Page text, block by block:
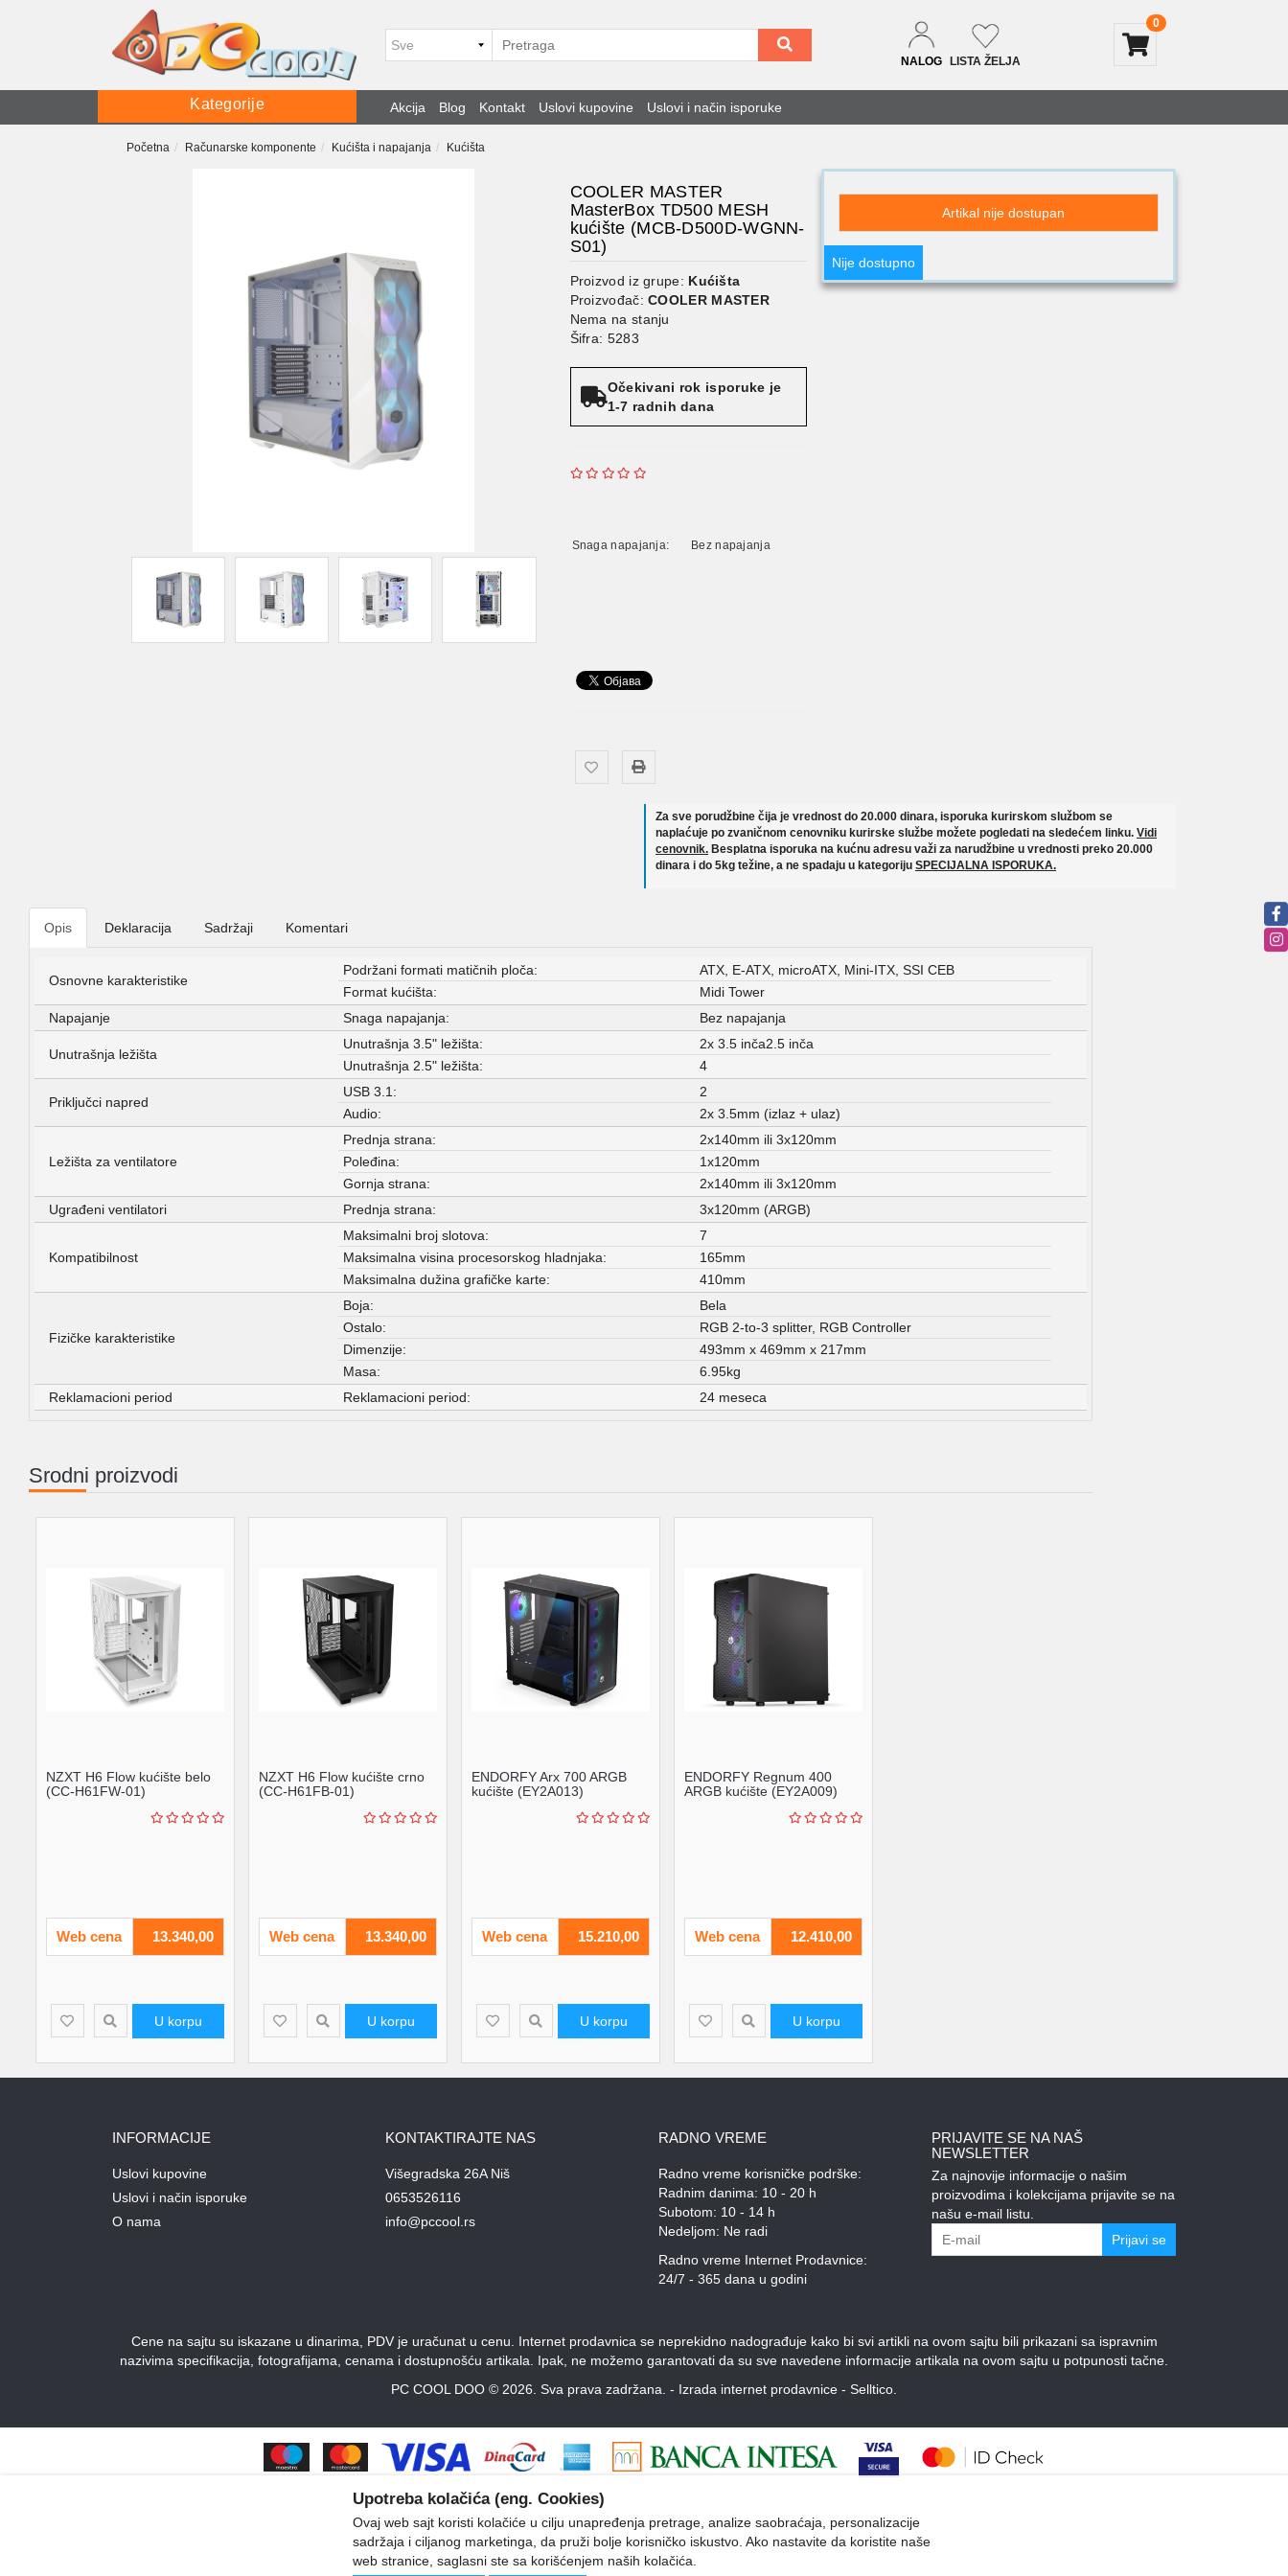
NALOG LISTA ŽELJA
0
Kategorije Akcija Blog Kontakt Uslovi kupovine Uslovi i način isporuke
Početna Računarske komponente Kućišta i napajanja Kućišta
COOLER MASTER
MasterBox TD500 MESH
kućište (MCB-D500D-WGNN-
S01)
Proizvod iz grupe: Kućišta
Proizvođač:COOLER MASTER
Nema na stanju
Šifra: 5283
Očekivani rok isporuke je
1-7 radnih dana
Snaga napajanja: Bez napajanja
Artikal nije dostupan
Nije dostupno
Za sve porudžbine čija je vrednost do 20.000 dinara, isporuka kurirskom službom se
naplaćuje po zvaničnom cenovniku kurirske službe možete pogledati na sledećem linku. Vidi
cenovnik. Besplatna isporuka na kućnu adresu važi za narudžbine u vrednosti preko 20.000
dinara i do 5kg težine, a ne spadaju u kategoriju SPECIJALNA ISPORUKA.
Opis Deklaracija Sadržaji Komentari
Osnovne karakteristike
Podržani formati matičnih ploča:
ATX, E-ATX, microATX, Mini-ITX, SSI CEB
Format kućišta:
Midi Tower
Napajanje
Snaga napajanja: Bez napajanja
Unutrašnja ležišta
Unutrašnja 3.5" ležišta:
2x 3.5 inča2.5 inča
Unutrašnja 2.5" ležišta:
4
Priključci napred
USB 3.1:
2
Audio:
2x 3.5mm (izlaz + ulaz)
Ležišta za ventilatore
Prednja strana:
2x140mm ili 3x120mm
Poleđina:
1x120mm
Gornja strana:
2x140mm ili 3x120mm
Ugrađeni ventilatori
Prednja strana: 3x120mm (ARGB)
Kompatibilnost
Maksimalni broj slotova:
7
Maksimalna visina procesorskog hladnjaka:
165mm
Maksimalna dužina grafičke karte:
410mm
Fizičke karakteristike
Boja:
Bela
Ostalo:
RGB 2-to-3 splitter, RGB Controller
Dimenzije:
493mm x 469mm x 217mm
Masa:
6.95kg
Reklamacioni period
Reklamacioni period: 24 meseca
Srodni proizvodi
NZXT H6 Flow kućište belo
(CC-H61FW-01)
Web cena 13.340,00
U korpu
NZXT H6 Flow kućište crno
(CC-H61FB-01)
Web cena 13.340,00
U korpu
ENDORFY Arx 700 ARGB
kućište (EY2A013)
Web cena 15.210,00
U korpu
ENDORFY Regnum 400
ARGB kućište (EY2A009)
Web cena 12.410,00
U korpu
INFORMACIJE
Uslovi kupovine
Uslovi i način isporuke
O nama
KONTAKTIRAJTE NAS
Višegradska 26A Niš
0653526116
info@pccool.rs
RADNO VREME
Radno vreme korisničke podrške:
Radnim danima: 10 - 20 h
Subotom: 10 - 14 h
Nedeljom: Ne radi
Radno vreme Internet Prodavnice:
24/7 - 365 dana u godini
PRIJAVITE SE NA NAŠ
NEWSLETTER
Za najnovije informacije o našim
proizvodima i kolekcijama prijavite se na
našu e-mail listu.
Prijavi se
Cene na sajtu su iskazane u dinarima, PDV je uračunat u cenu. Internet prodavnica se neprekidno nadograđuje kako bi svi artikli na ovom sajtu bili prikazani sa ispravnim
nazivima specifikacija, fotografijama, cenama i dostupnošću artikala. Ipak, ne možemo garantovati da su sve navedene informacije artikala na ovom sajtu u potpunosti tačne.
PC COOL DOO © 2026. Sva prava zadržana. - Izrada internet prodavnice - Selltico.
Upotreba kolačića (eng. Cookies)
Ovaj web sajt koristi kolačiće u cilju unapređenja pretrage, analize saobraćaja, personalizacije
sadržaja i ciljanog marketinga, da pruži bolje korisničko iskustvo. Ako nastavite da koristite naše
web stranice, saglasni ste sa korišćenjem naših kolačića.